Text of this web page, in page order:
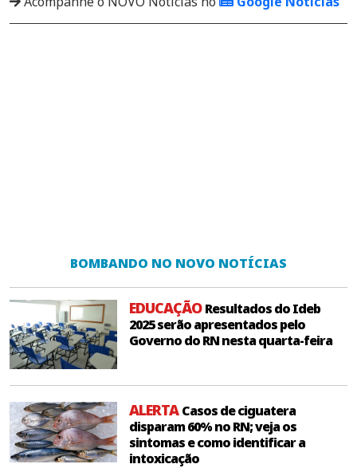
BOMBANDO NO NOVO NOTÍCIAS
EDUCAÇÃOResultados do Ideb
2025 serão apresentados pelo
Governo do RN nesta quarta-feira
ALERTACasos de ciguatera
disparam 60% no RN; veja os
sintomas e como identificar a
intoxicação